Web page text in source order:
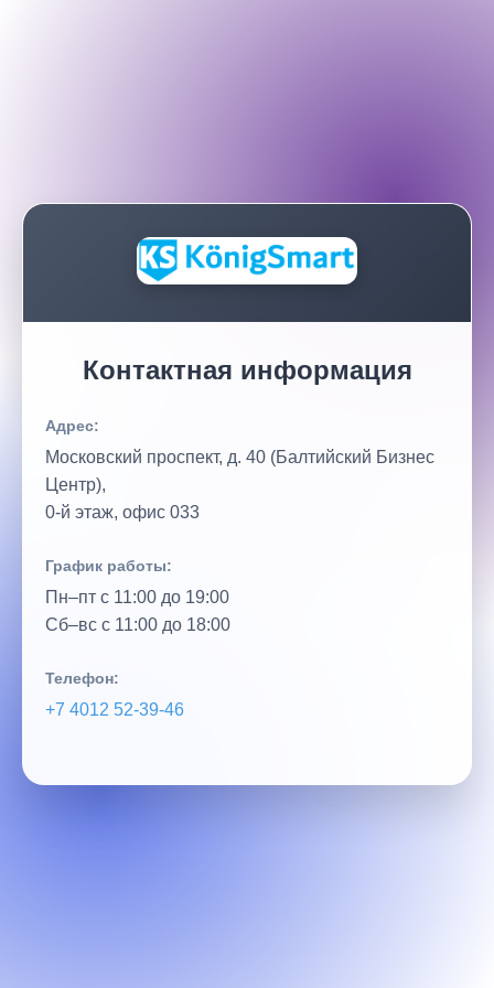
Контактная информация
Адрес:
Московский проспект, д. 40 (Балтийский Бизнес
Центр),
0‑й этаж, офис 033
График работы:
Пн–пт с 11:00 до 19:00
Сб–вс с 11:00 до 18:00
Телефон:
+7 4012 52‑39‑46